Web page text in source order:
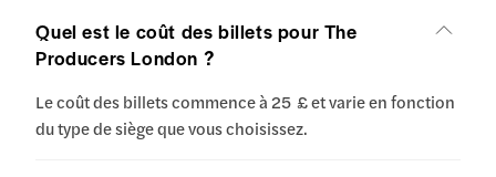
Quel est le coût des billets pour The
Producers London ?
Le coût des billets commence à 25 £ et varie en fonction
du type de siège que vous choisissez.